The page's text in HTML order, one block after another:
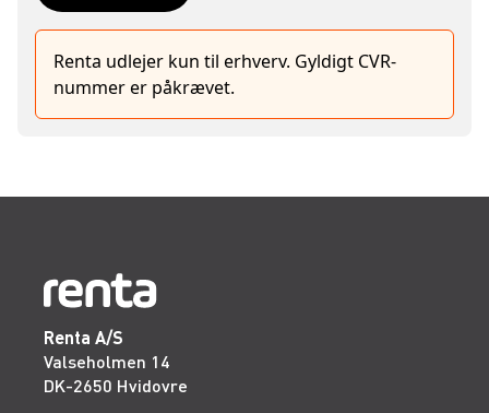
Renta udlejer kun til erhverv. Gyldigt CVR-
nummer er påkrævet.
Renta A/S
Valseholmen 14
DK-2650 Hvidovre